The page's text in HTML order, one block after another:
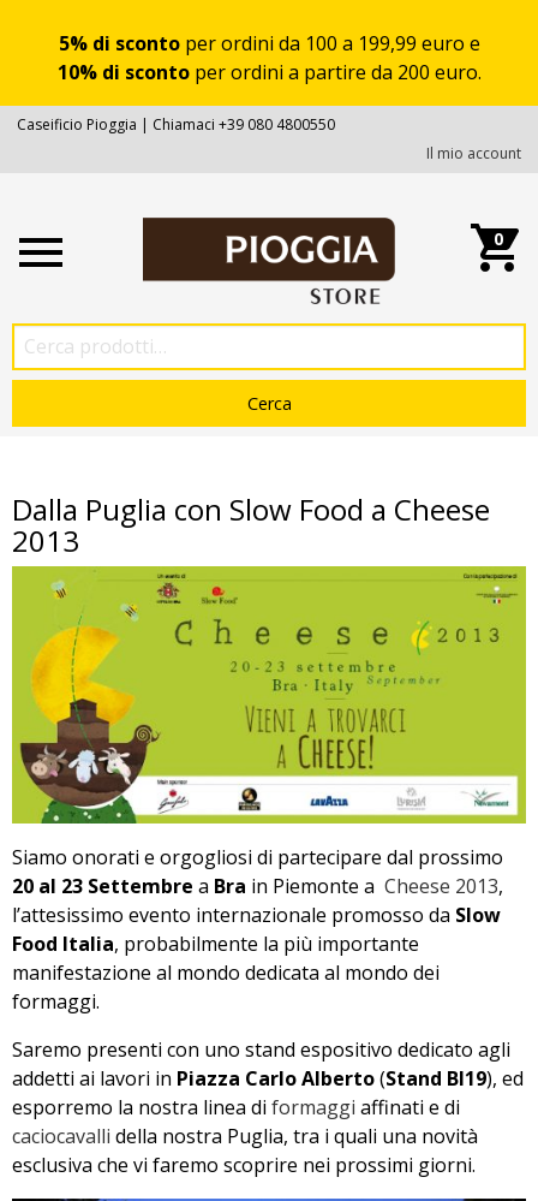
5% di scontoper ordini da 100 a 199,99 euro e
10% di scontoper ordini a partire da 200 euro.
Caseificio Pioggia | Chiamaci +39 080 4800550
Il mio account
0
Dalla Puglia con Slow Food a Cheese
2013
Siamo onorati e orgogliosi di partecipare dal prossimo
20 al 23 Settembre a Bra in Piemonte a Cheese 2013,
l’attesissimo evento internazionale promosso da Slow
Food Italia, probabilmente la più importante
manifestazione al mondo dedicata al mondo dei
formaggi.
Saremo presenti con uno stand espositivo dedicato agli
addetti ai lavori in Piazza Carlo Alberto(Stand BI19), ed
esporremo la nostra linea di formaggi affinati e di
caciocavalli della nostra Puglia, tra i quali una novità
esclusiva che vi faremo scoprire nei prossimi giorni.